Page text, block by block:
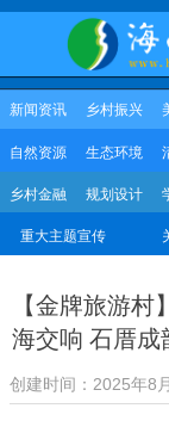
乡村金融 规划设计
自然资源 生态环境
新闻资讯 乡村振兴
重大主题宣传
【金牌旅游
海交响 石厝成
创建时间： 2025年8